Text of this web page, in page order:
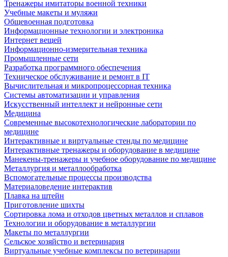
Тренажеры имитаторы военной техники
Учебные макеты и муляжи
Общевоенная подготовка
Информационные технологии и электроника
Интернет вещей
Информационно-измерительная техника
Промышленные сети
Разработка программного обеспечения
Техническое обслуживание и ремонт в IT
Вычислительная и микропроцессорная техника
Системы автоматизации и управления
Искусственный интеллект и нейронные сети
Медицина
Современные высокотехнологические лаборатории по
медицине
Интерактивные и виртуальные стенды по медицине
Интерактивные тренажеры и оборудование в медицине
Манекены-тренажеры и учебное оборудование по медицине
Металлургия и металлообработка
Вспомогательные процессы производства
Материаловедение интерактив
Плавка на штейн
Приготовление шихты
Сортировка лома и отходов цветных металлов и сплавов
Технологии и оборудование в металлургии
Макеты по металлургии
Сельское хозяйство и ветеринария
Виртуальные учебные комплексы по ветеринарии